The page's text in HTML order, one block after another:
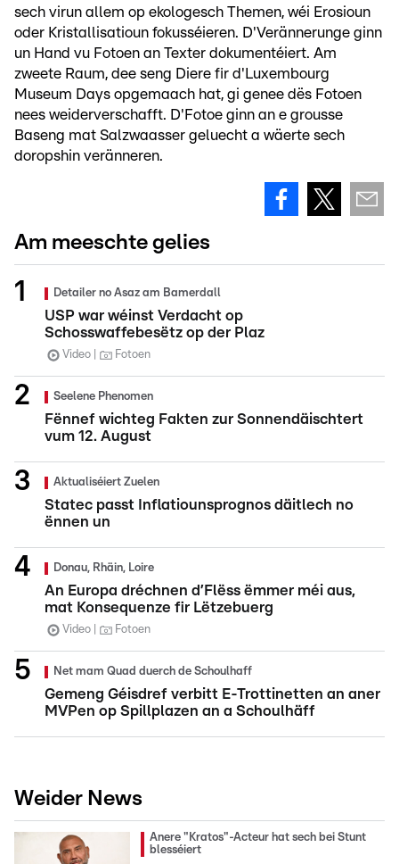
sech virun allem op ekologesch Themen, wéi Erosioun
oder Kristallisatioun fokusséieren. D'Verännerunge ginn
un Hand vu Fotoen an Texter dokumentéiert. Am
zweete Raum, dee seng Diere fir d'Luxembourg
Museum Days opgemaach hat, gi genee dës Fotoen
nees weiderverschafft. D'Fotoe ginn an e grousse
Baseng mat Salzwaasser geluecht a wäerte sech
doropshin veränneren.
Am meeschte gelies
Detailer no Asaz am Bamerdall
USP war wéinst Verdacht op
Schosswaffebesëtz op der Plaz
Video Fotoen
Seelene Phenomen
Fënnef wichteg Fakten zur Sonnendäischtert
vum 12. August
Aktualiséiert Zuelen
Statec passt Inflatiounsprognos däitlech no
ënnen un
Donau, Rhäin, Loire
An Europa dréchnen d’Flëss ëmmer méi aus,
mat Konsequenze fir Lëtzebuerg
Video Fotoen
Net mam Quad duerch de Schoulhaff
Gemeng Géisdref verbitt E-Trottinetten an aner
MVPen op Spillplazen an a Schoulhäff
Weider News
Anere "Kratos"-Acteur hat sech bei Stunt
blesséiert